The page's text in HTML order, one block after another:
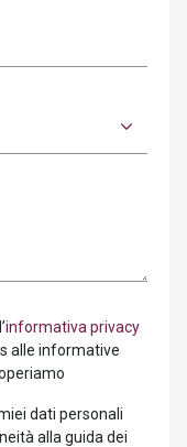
informativa privacy
alle informative
dati personali
alla guida dei